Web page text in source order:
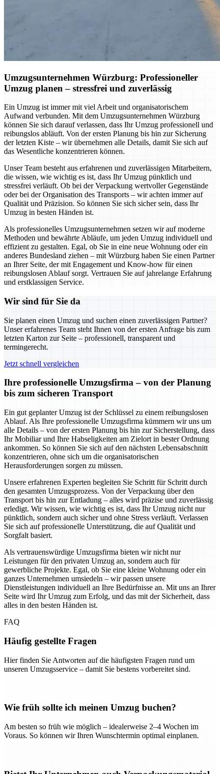
Umzugsunternehmen Würzburg: Professioneller
Umzug planen – stressfrei und zuverlässig
Ein Umzug ist immer mit viel Arbeit und organisatorischem
Aufwand verbunden. Mit dem Umzugsunternehmen Würzburg
können Sie sich darauf verlassen, dass Ihr Umzug professionell und
reibungslos abläuft. Von der ersten Planung bis hin zur Sicherung
der letzten Kiste – wir übernehmen alle Details, damit Sie sich auf
das Wesentliche konzentrieren können.
Unser Team besteht aus erfahrenen und zuverlässigen Mitarbeitern,
die wissen, wie wichtig es ist, dass Ihr Umzug pünktlich und
stressfrei verläuft. Ob bei der Verpackung wertvoller Gegenstände
oder bei der Organisation des Transports – wir achten immer auf
Qualität und Präzision. So können Sie sich sicher sein, dass Ihr
Umzug in besten Händen ist.
Als professionelles Umzugsunternehmen setzen wir auf moderne
Methoden und bewährte Abläufe, um jeden Umzug individuell und
effizient zu gestalten. Egal, ob Sie in eine neue Wohnung oder ein
anderes Bundesland ziehen – mit Würzburg haben Sie einen Partner
an Ihrer Seite, der mit Engagement und Know-how für einen
reibungslosen Ablauf sorgt. Vertrauen Sie auf jahrelange Erfahrung
und erstklassigen Service.
Wir sind für Sie da
Sie planen einen Umzug und suchen einen zuverlässigen Partner?
Unser erfahrenes Team steht Ihnen von der ersten Anfrage bis zum
letzten Karton zur Seite – professionell, transparent und
termingerecht.
Jetzt schnell vergleichen
Ihre professionelle Umzugsfirma – von der Planung
bis zum sicheren Transport
Ein gut geplanter Umzug ist der Schlüssel zu einem reibungslosen
Ablauf. Als Ihre professionelle Umzugsfirma kümmern wir uns um
alle Details – von der ersten Planung bis hin zur Sicherstellung, dass
Ihr Mobiliar und Ihre Habseligkeiten am Zielort in bester Ordnung
ankommen. So können Sie sich auf den nächsten Lebensabschnitt
konzentrieren, ohne sich um die organisatorischen
Herausforderungen sorgen zu müssen.
Unsere erfahrenen Experten begleiten Sie Schritt für Schritt durch
den gesamten Umzugsprozess. Von der Verpackung über den
Transport bis hin zur Entladung – alles wird präzise und zuverlässig
erledigt. Wir wissen, wie wichtig es ist, dass Ihr Umzug nicht nur
pünktlich, sondern auch sicher und ohne Stress verläuft. Verlassen
Sie sich auf professionelle Unterstützung, die auf Qualität und
Sorgfalt basiert.
Als vertrauenswürdige Umzugsfirma bieten wir nicht nur
Leistungen für den privaten Umzug an, sondern auch für
gewerbliche Projekte. Egal, ob Sie eine kleine Wohnung oder ein
ganzes Unternehmen umsiedeln – wir passen unsere
Dienstleistungen individuell an Ihre Bedürfnisse an. Mit uns an Ihrer
Seite wird Ihr Umzug zum Erfolg, und das mit der Sicherheit, dass
alles in den besten Händen ist.
FAQ
Häufig gestellte Fragen
Hier finden Sie Antworten auf die häufigsten Fragen rund um
unseren Umzugsservice – damit Sie bestens vorbereitet sind.
Wie früh sollte ich meinen Umzug buchen?
Am besten so früh wie möglich – idealerweise 2–4 Wochen im
Voraus. So können wir Ihren Wunschtermin optimal einplanen.